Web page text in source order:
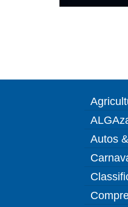
Autos